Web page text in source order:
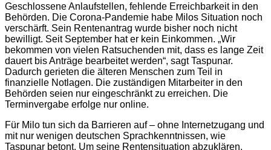
Geschlossene Anlaufstellen, fehlende Erreichbarkeit in den
Behörden. Die Corona-Pandemie habe Milos Situation noch
verschärft. Sein Rentenantrag wurde bisher noch nicht
bewilligt. Seit September hat er kein Einkommen. „Wir
bekommen von vielen Ratsuchenden mit, dass es lange Zeit
dauert bis Anträge bearbeitet werden“, sagt Taspunar.
Dadurch gerieten die älteren Menschen zum Teil in
finanzielle Notlagen. Die zuständigen Mitarbeiter in den
Behörden seien nur eingeschränkt zu erreichen. Die
Terminvergabe erfolge nur online.
Für Milo tun sich da Barrieren auf – ohne Internetzugang und
mit nur wenigen deutschen Sprachkenntnissen, wie
Taspunar betont. Um seine Rentensituation abzuklären,